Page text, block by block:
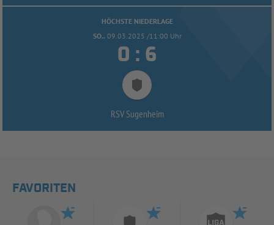
HÖCHSTE NIEDERLAGE
SO.. 09.03.2025 /11:00 Uhr
 : 
RSV Sugenheim
FAVORITEN